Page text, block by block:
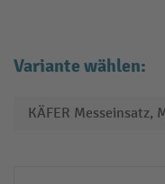
Variante wählen: